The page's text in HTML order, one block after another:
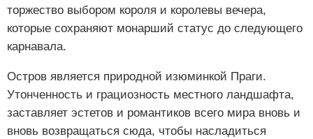
торжество выбором короля и королевы вечера,
которые сохраняют монарший статус до следующего
карнавала.
Остров является природной изюминкой Праги.
Утонченность и грациозность местного ландшафта,
заставляет эстетов и романтиков всего мира вновь и
вновь возвращаться сюда, чтобы насладиться